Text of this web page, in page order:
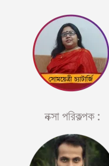
নক্সা পরিকল্পক :